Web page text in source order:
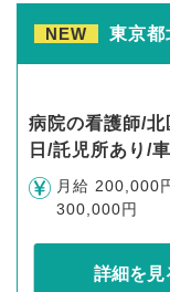
NEW 東京都
病院の看護師/
日/託児所あり/
月給 200,000
300,000円
詳細を見